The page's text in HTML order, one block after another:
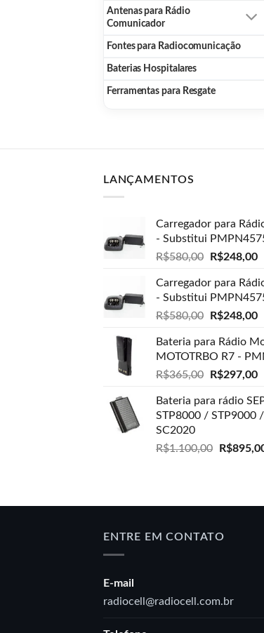
Antenas para Rádio
Comunicador
Fontes para Radiocomunicação
Baterias Hospitalares
Ferramentas para Resgate
LANÇAMENTOS
Carregador para
- Substitui
R$580,00
O
original
era:
R$580,00.
R$248,00O
Carregador para
- Substitui
R$580,00
O
original
era:
R$580,00.
R$248,00O
Bateria para Rádio
MOTOTRBO R7 -
R$365,00
O
original
era:
R$297,00O
é:
Bateria para rádio
STP8000 / STP9000
SC2020
R$1.100,00
O
R$
ENTRE EM CONTATO
E-mail
radiocell@radiocell.com.br